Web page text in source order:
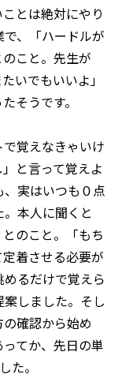
とは絶対にやり
、「ハードルが
こと。先生が
いでもいいよ」
そうです。
覚えなきゃいけ
と言って覚えよ
実はいつも０点
本人に聞くと
のこと。「もち
着させる必要が
るだけで覚えら
しました。そし
確認から始め
てか、先日の単
た。